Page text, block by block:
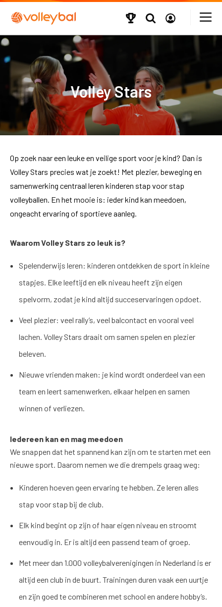
Volley Stars
Op zoek naar een leuke en veilige sport voor je kind? Dan is
Volley Stars precies wat je zoekt! Met plezier, beweging en
samenwerking centraal leren kinderen stap voor stap
volleyballen. En het mooie is: ieder kind kan meedoen,
ongeacht ervaring of sportieve aanleg.
Waarom Volley Stars zo leuk is?
Spelenderwijs leren: kinderen ontdekken de sport in kleine
stapjes. Elke leeftijd en elk niveau heeft zijn eigen
spelvorm, zodat je kind altijd succeservaringen opdoet.
Veel plezier: veel rally’s, veel balcontact en vooral veel
lachen. Volley Stars draait om samen spelen en plezier
beleven.
Nieuwe vrienden maken: je kind wordt onderdeel van een
team en leert samenwerken, elkaar helpen en samen
winnen of verliezen.
Iedereen kan en mag meedoen
We snappen dat het spannend kan zijn om te starten met een
nieuwe sport. Daarom nemen we die drempels graag weg:
Kinderen hoeven geen ervaring te hebben. Ze leren alles
stap voor stap bij de club.
Elk kind begint op zijn of haar eigen niveau en stroomt
eenvoudig in. Er is altijd een passend team of groep.
Met meer dan 1.000 volleybalverenigingen in Nederland is er
altijd een club in de buurt. Trainingen duren vaak een uurtje
en zijn goed te combineren met school en andere hobby’s.